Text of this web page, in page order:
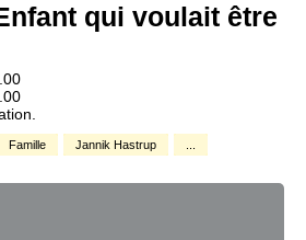
qui voulait être
Famille Jannik Hastrup